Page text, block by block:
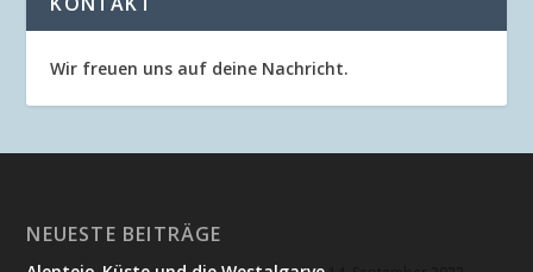
Wir freuen uns auf deine Nachricht.
NEUESTE BEITRÄGE